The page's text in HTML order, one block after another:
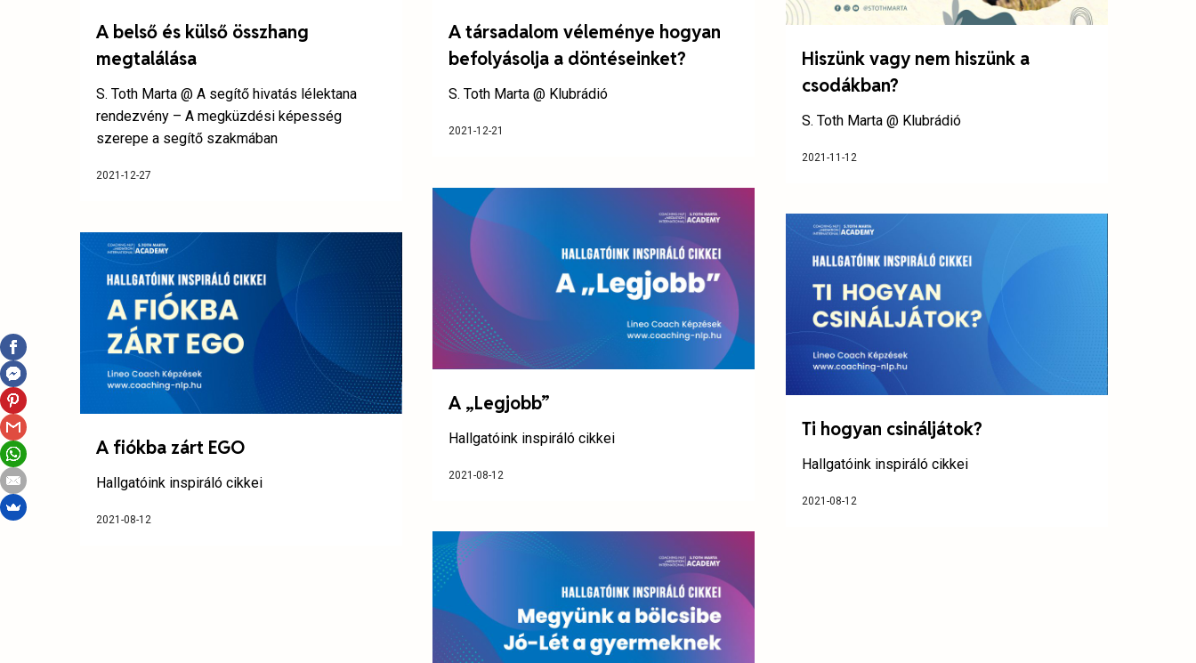
A belső és külső összhang
megtalálása
S. Toth Marta @ A segítő hivatás lélektana
rendezvény – A megküzdési képesség
szerepe a segítő szakmában
2021-12-27
A társadalom véleménye hogyan
befolyásolja a döntéseinket?
S. Toth Marta @ Klubrádió
2021-12-21
Hiszünk vagy nem hiszünk a
csodákban?
S. Toth Marta @ Klubrádió
2021-11-12
A „Legjobb”
Hallgatóink inspiráló cikkei
2021-08-12
Ti hogyan csináljátok?
Hallgatóink inspiráló cikkei
2021-08-12
A fiókba zárt EGO
Hallgatóink inspiráló cikkei
2021-08-12